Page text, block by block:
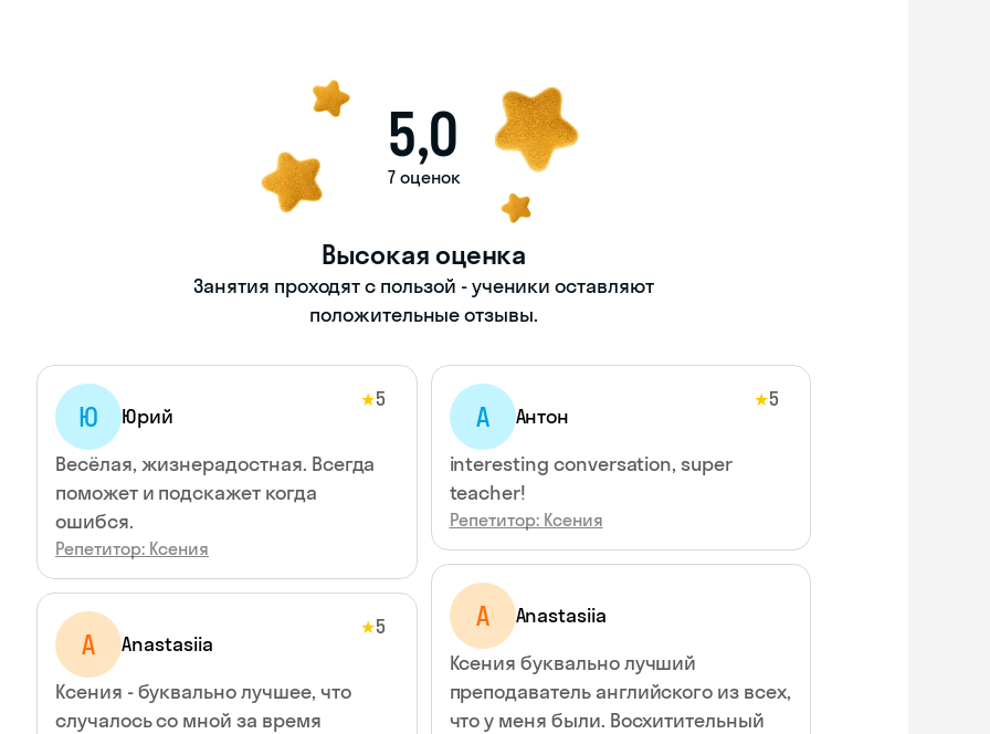
5,0
7 оценок
Высокая оценка
Занятия проходят с пользой - ученики оставляют
положительные отзывы.
Ю Юрий
★5
Весёлая, жизнерадостная. Всегда
поможет и подскажет когда
ошибся.
Репетитор: Ксения
A Anastasiia
★5
Ксения - буквально лучшее, что
случалось со мной за время
А Антон
★5
interesting conversation, super
teacher!
Репетитор: Ксения
A
Anastasiia
Ксения буквально лучший
преподаватель английского из всех,
что у меня были. Восхитительный